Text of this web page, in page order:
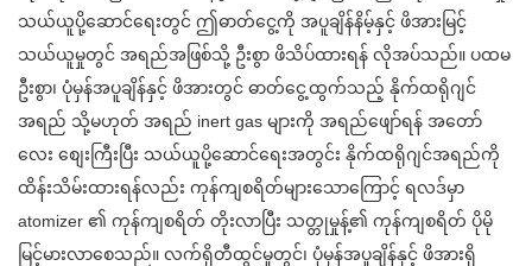
သယ်ယူပို့ဆောင်ရေးတွင် ဤဓာတ်ငွေ့ကို အပူချိန်နိမ့်နှင့် ဖိအားမြင့်
သယ်ယူမှုတွင် အရည်အဖြစ်သို့ ဦးစွာ ဖိသိပ်ထားရန် လိုအပ်သည်။ ပထမ
ဦးစွာ၊ ပုံမှန်အပူချိန်နှင့် ဖိအားတွင် ဓာတ်ငွေ့ထွက်သည့် နိုက်ထရိုဂျင်
အရည် သို့မဟုတ် အရည် inert gas များကို အရည်ဖျော်ရန် အတော်
လေး စျေးကြီးပြီး သယ်ယူပို့ဆောင်ရေးအတွင်း နိုက်ထရိုဂျင်အရည်ကို
ထိန်းသိမ်းထားရန်လည်း ကုန်ကျစရိတ်များသောကြောင့် ရလဒ်မှာ
atomizer ၏ ကုန်ကျစရိတ် တိုးလာပြီး သတ္တုမှုန့်၏ ကုန်ကျစရိတ် ပိုမို
မြင့်မားလာစေသည်။ လက်ရှိတီထွင်မှုတွင်၊ ပုံမှန်အပူချိန်နှင့် ဖိအားရှိ